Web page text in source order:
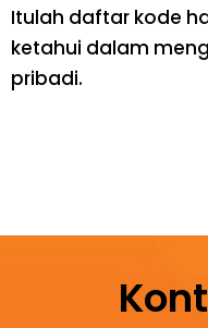
Itulah daftar kode
ketahui dalam
pribadi.